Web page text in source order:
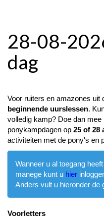
28-08-
dag
Voor ruiters en amazones uit
beginnende uurslessen.
volledig kamp? Doe dan
ponykampdagen op 25 of 28
activiteiten met de pony's en
Wanneer u al toegang
manege kunt u hier
Anders vult u hieronder de
Voorletters